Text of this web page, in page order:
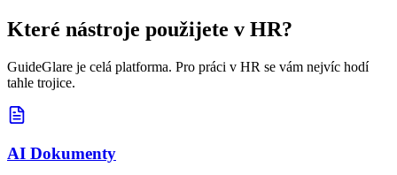
Které nástroje použijete v HR?
GuideGlare je celá platforma. Pro práci v HR se vám nejvíc hodí
tahle trojice.
AI Dokumenty